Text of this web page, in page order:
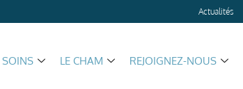
Actualités
SOINS LE CHAM REJOIGNEZ-NOUS